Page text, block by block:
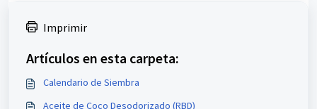
Imprimir
Artículos en esta carpeta:
Calendario de Siembra
Aceite de Coco Desodorizado (RBD)